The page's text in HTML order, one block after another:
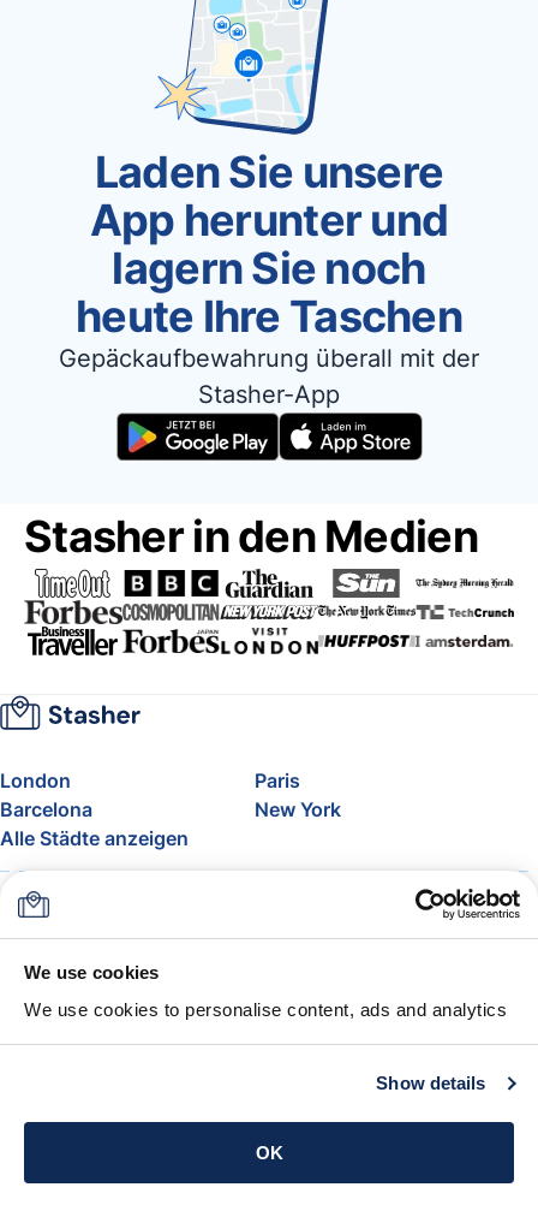
We use cookies
We use cookies to personalise content, ads and analytics
Show details
OK
Laden Sie unsere
App herunter und
lagern Sie noch
heute Ihre Taschen
Gepäckaufbewahrung überall mit der
Stasher-App
Stasher in den Medien
London
Paris
Barcelona
New York
Alle Städte anzeigen
Über uns
FAQ
Support
Blog
Freigepäck bei Airlines
Die Stasher-Garantie
AGB
App holen